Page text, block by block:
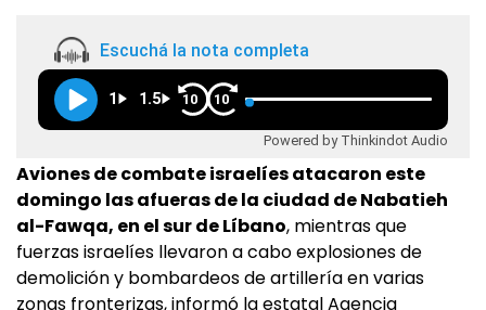
Escuchá la nota completa
1 1.5 10 10
Powered by Thinkindot Audio
Aviones de combate israelíes atacaron este
domingo las afueras de la ciudad de Nabatieh
al-Fawqa, en el sur de Líbano, mientras que
fuerzas israelíes llevaron a cabo explosiones de
demolición y bombardeos de artillería en varias
zonas fronterizas, informó la estatal Agencia